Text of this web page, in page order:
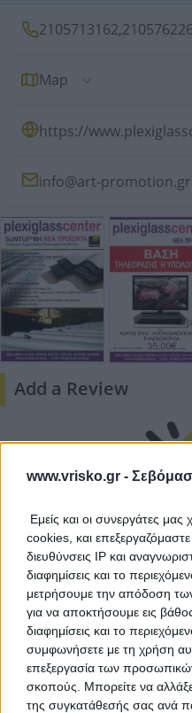
www.vrisko.gr -
Εμείς και οι συνεργάτες
cookies, και
διευθύνσεις IP και
διαφημίσεις και το
μετρήσουμε την απόδοση
για να αποκτήσουμε εις
διαφημίσεις και το
συμφωνήσετε με τη χρήση
επεξεργασία των
σκοπούς. Μπορείτε να
της συγκατάθεσής σας ανά
2105713162,
Map
https://
info@art-promotion.gr
Add a Review
There
This professional has not
first to share your
right choice!